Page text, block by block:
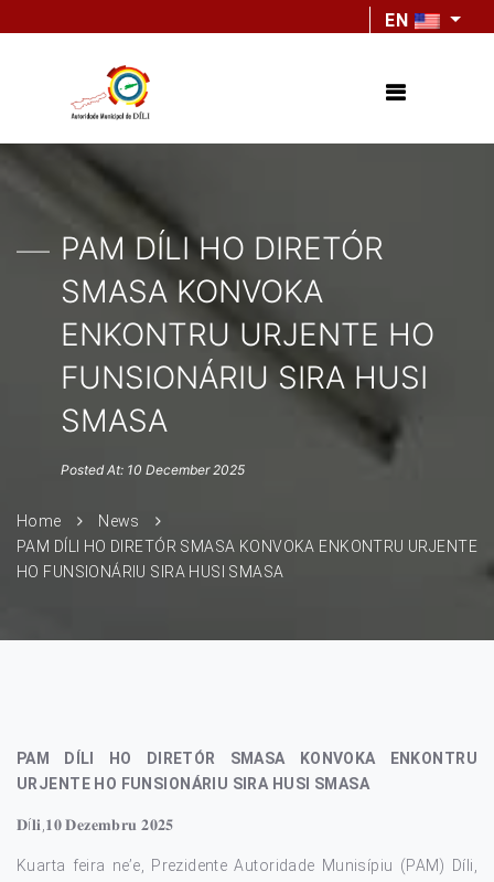
EN
PAM DÍLI HO DIRETÓR
SMASA KONVOKA
ENKONTRU URJENTE HO
FUNSIONÁRIU SIRA HUSI
SMASA
Posted At: 10 December 2025
Home
News
PAM DÍLI HO DIRETÓR SMASA KONVOKA ENKONTRU URJENTE
HO FUNSIONÁRIU SIRA HUSI SMASA
PAM DÍLI HO DIRETÓR SMASA KONVOKA ENKONTRU
URJENTE HO FUNSIONÁRIU SIRA HUSI SMASA
𝐃í𝐥𝐢,𝟏𝟎 𝐃𝐞𝐳𝐞𝐦𝐛𝐫𝐮 𝟐𝟎𝟐𝟓
Kuarta feira ne’e, Prezidente Autoridade Munisípiu (PAM) Díli,